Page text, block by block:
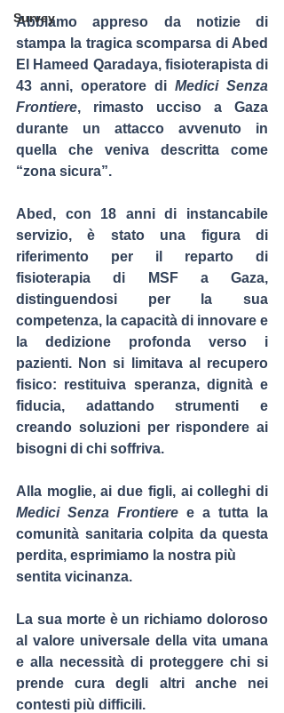
Survey
Abbiamo appreso da notizie di
stampa la tragica scomparsa di Abed
El Hameed Qaradaya, fisioterapista di
43 anni, operatore di Medici Senza
Frontiere, rimasto ucciso a Gaza
durante un attacco avvenuto in
quella che veniva descritta come
“zona sicura”.
Abed, con 18 anni di instancabile
servizio, è stato una figura di
riferimento per il reparto di
fisioterapia di MSF a Gaza,
distinguendosi per la sua
competenza, la capacità di innovare e
la dedizione profonda verso i
pazienti. Non si limitava al recupero
fisico: restituiva speranza, dignità e
fiducia, adattando strumenti e
creando soluzioni per rispondere ai
bisogni di chi soffriva.
Medici Senza Frontiere e a tutta la
comunità sanitaria colpita da questa
perdita, esprimiamo la nostra più
sentita vicinanza.
La sua morte è un richiamo doloroso
al valore universale della vita umana
e alla necessità di proteggere chi si
prende cura degli altri anche nei
contesti più difficili.